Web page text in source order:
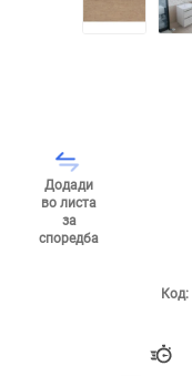
Додади
во листа
за
споредба
Код: